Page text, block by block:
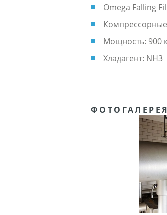
Omega Falling
Компрессорные
Мощность: 900
Хладагент: NH3
ФОТОГАЛЕРЕЯ